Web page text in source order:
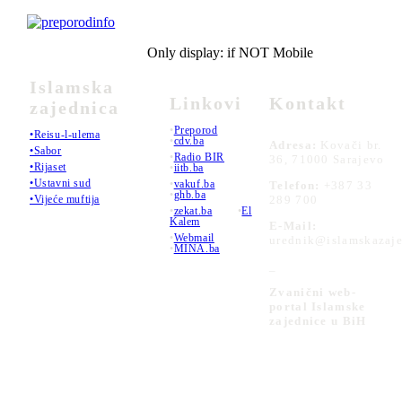
Islamska
zajednica
•Reisu-l-ulema
•Sabor
•Rijaset
•Ustavni sud
•Vijeće muftija
Only display: if NOT Mobile
Linkovi
•Preporod
•cdv.ba
•Radio BIR
•iitb.ba
•vakuf.ba
•ghb.ba
•zekat.ba •El
Kalem
•Webmail
•MINA.ba
Kontakt
Adresa:
Kovači br.
36, 71000 Sarajevo
Telefon:
+387 33
289 700
E-Mail:
Zvanični web-
portal Islamske
zajednice u BiH